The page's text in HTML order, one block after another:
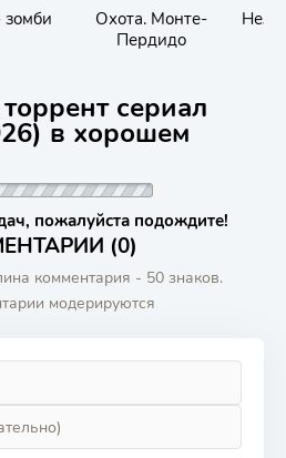
зомби
Охота. Монте-
Пердидо
сериал
в хорошем
пожалуйста подождите!
(0)
комментария - 50 знаков.
модерируются